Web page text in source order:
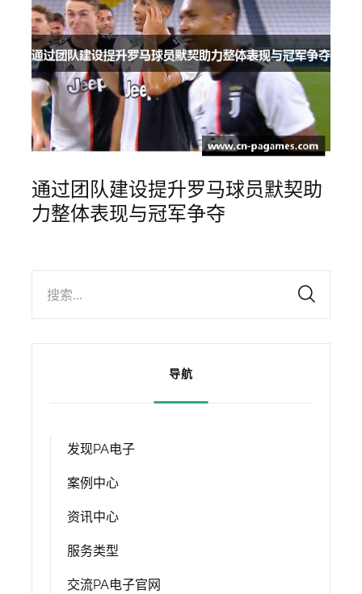
通过团队建设提升罗马球员默契助
力整体表现与冠军争夺
搜索...
导航
发现PA电子
案例中心
资讯中心
服务类型
交流PA电子官网